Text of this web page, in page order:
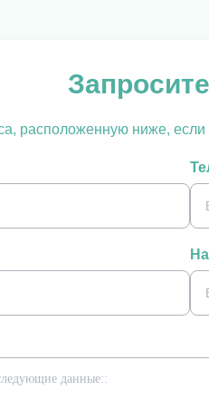
расположенную ниже,